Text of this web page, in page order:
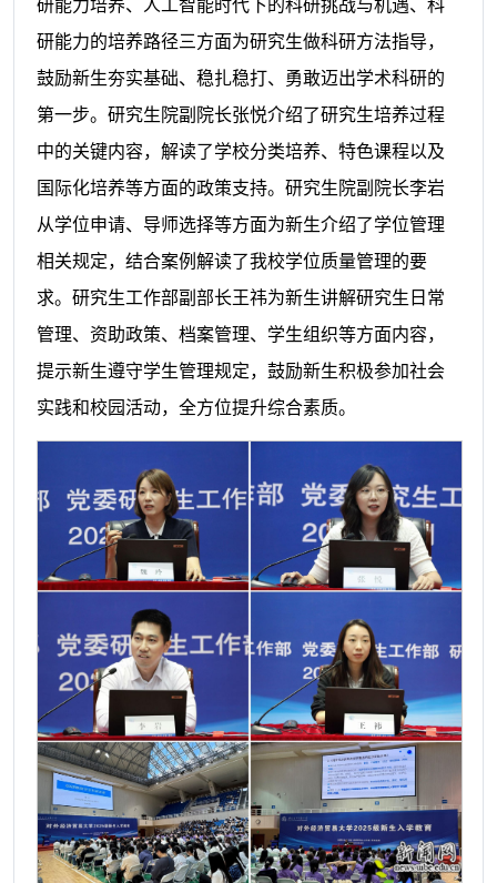
研能力培养、人工智能时代下的科研挑战与机遇、科
研能力的培养路径三方面为研究生做科研方法指导，
鼓励新生夯实基础、稳扎稳打、勇敢迈出学术科研的
第一步。研究生院副院长张悦介绍了研究生培养过程
中的关键内容，解读了学校分类培养、特色课程以及
国际化培养等方面的政策支持。研究生院副院长李岩
从学位申请、导师选择等方面为新生介绍了学位管理
相关规定，结合案例解读了我校学位质量管理的要
求。研究生工作部副部长王祎为新生讲解研究生日常
管理、资助政策、档案管理、学生组织等方面内容，
提示新生遵守学生管理规定，鼓励新生积极参加社会
实践和校园活动，全方位提升综合素质。